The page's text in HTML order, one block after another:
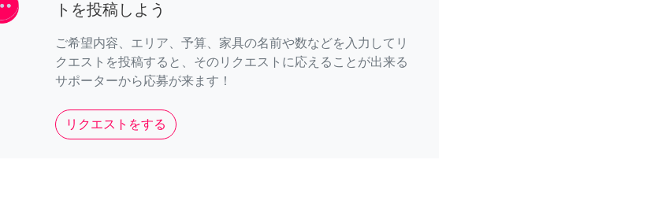
トを投稿しよう
ご希望内容、エリア、予算、家具の名前や数などを入力してリ
クエストを投稿すると、そのリクエストに応えることが出来る
サポーターから応募が来ます！
リクエストをする